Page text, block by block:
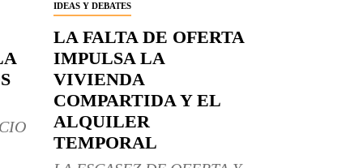
IDEAS Y DEBATES
LA FALTA DE OFERTA
IMPULSA LA
VIVIENDA
COMPARTIDA Y EL
ALQUILER
TEMPORAL